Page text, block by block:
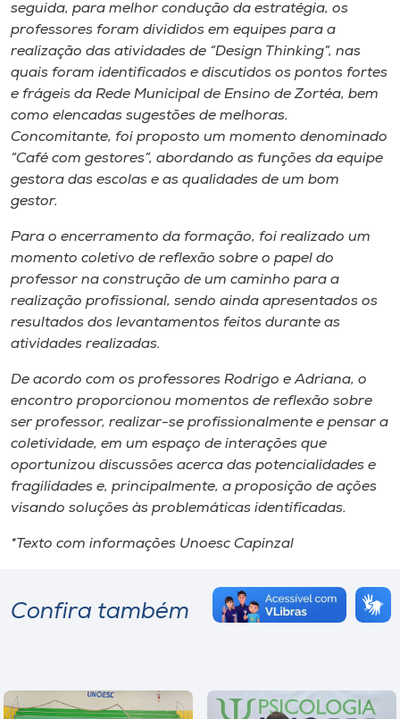
seguida, para melhor condução da estratégia, os
professores foram divididos em equipes para a
realização das atividades de “Design Thinking”, nas
quais foram identificados e discutidos os pontos fortes
e frágeis da Rede Municipal de Ensino de Zortéa, bem
como elencadas sugestões de melhoras.
Concomitante, foi proposto um momento denominado
“Café com gestores”, abordando as funções da equipe
gestora das escolas e as qualidades de um bom
gestor.
Para o encerramento da formação, foi realizado um
momento coletivo de reflexão sobre o papel do
professor na construção de um caminho para a
realização profissional, sendo ainda apresentados os
resultados dos levantamentos feitos durante as
atividades realizadas.
De acordo com os professores Rodrigo e Adriana, o
encontro proporcionou momentos de reflexão sobre
ser professor, realizar-se profissionalmente e pensar a
coletividade, em um espaço de interações que
oportunizou discussões acerca das potencialidades e
fragilidades e, principalmente, a proposição de ações
visando soluções às problemáticas identificadas.
*Texto com informações Unoesc Capinzal
Confira também